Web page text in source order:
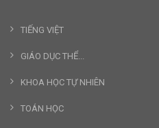
TIẾNG VIỆT
GIÁO DỤC THỂ...
KHOA HỌC TỰ NHIÊN
TOÁN HỌC